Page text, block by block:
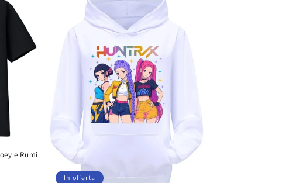
e Rumi
In offerta